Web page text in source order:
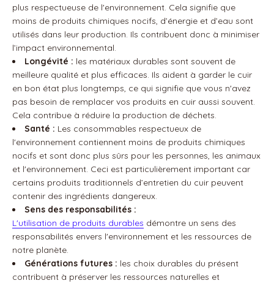
plus respectueuse de l'environnement. Cela signifie que
moins de produits chimiques nocifs, d’énergie et d’eau sont
utilisés dans leur production. Ils contribuent donc à minimiser
l’impact environnemental.
Longévité : les matériaux durables sont souvent de
meilleure qualité et plus efficaces. Ils aident à garder le cuir
en bon état plus longtemps, ce qui signifie que vous n'avez
pas besoin de remplacer vos produits en cuir aussi souvent.
Cela contribue à réduire la production de déchets.
Santé : Les consommables respectueux de
l'environnement contiennent moins de produits chimiques
nocifs et sont donc plus sûrs pour les personnes, les animaux
et l'environnement. Ceci est particulièrement important car
certains produits traditionnels d’entretien du cuir peuvent
contenir des ingrédients dangereux.
Sens des responsabilités :
L'utilisation de produits durables démontre un sens des
responsabilités envers l'environnement et les ressources de
notre planète.
Générations futures : les choix durables du présent
contribuent à préserver les ressources naturelles et